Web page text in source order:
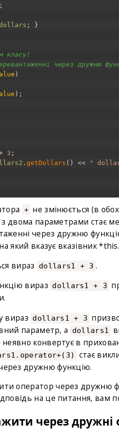
;
;
}
класу!
через дружню
)
) ;
3 ;
. getDollars ( ) << "
+ не змінюється (в
з двома параметрами стає
через дружню
який вказує вказівник *this.
вираз
dollars1 + 3 .
вираз dollars1 + 3
вираз dollars1 + 3
параметр, а dollars1
неявно конвертує в
стає
дружню функцію.
оператор через дружню
на це питання, вам
через дружні